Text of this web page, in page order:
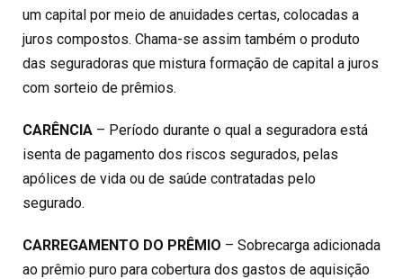
um capital por meio de anuidades certas, colocadas a
juros compostos. Chama-se assim também o produto
das seguradoras que mistura formação de capital a juros
com sorteio de prêmios.
CARÊNCIA – Período durante o qual a seguradora está
isenta de pagamento dos riscos segurados, pelas
apólices de vida ou de saúde contratadas pelo
segurado.
CARREGAMENTO DO PRÊMIO – Sobrecarga adicionada
ao prêmio puro para cobertura dos gastos de aquisição